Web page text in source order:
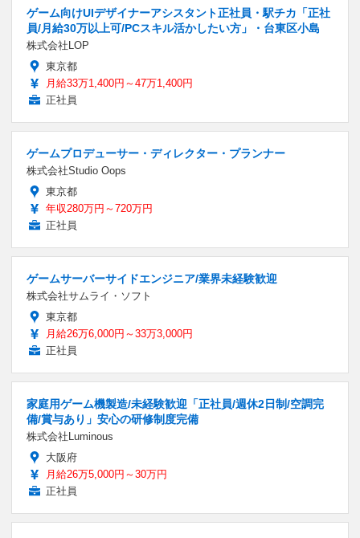
ゲーム向けUIデザイナーアシスタント正社員・駅チカ「正社
員/月給30万以上可/PCスキル活かしたい方」・台東区小島
株式会社LOP
東京都
月給33万1,400円～47万1,400円
正社員
ゲームプロデューサー・ディレクター・プランナー
株式会社Studio Oops
東京都
年収280万円～720万円
正社員
ゲームサーバーサイドエンジニア/業界未経験歓迎
株式会社サムライ・ソフト
東京都
月給26万6,000円～33万3,000円
正社員
家庭用ゲーム機製造/未経験歓迎「正社員/週休2日制/空調完
備/賞与あり」安心の研修制度完備
株式会社Luminous
大阪府
月給26万5,000円～30万円
正社員